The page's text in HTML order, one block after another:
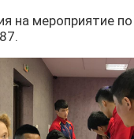
на мероприятие